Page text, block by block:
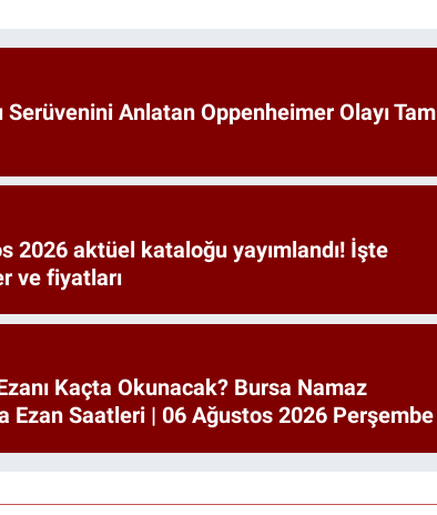
Serüvenini Anlatan Oppenheimer Olayı Tam
2026 aktüel kataloğu yayımlandı! İşte
ve fiyatları
Kaçta Okunacak? Bursa Namaz
Ezan Saatleri | 06 Ağustos 2026 Perşembe